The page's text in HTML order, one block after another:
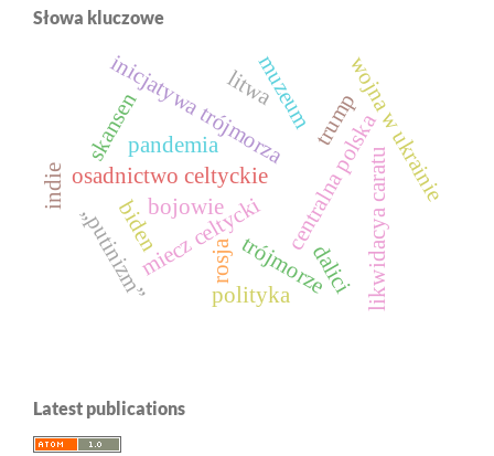
Słowa kluczowe
miecz celtycki
osadnictwo celtyckie
bojowie
centralna polskawojna w ukrainie
rosja
„putinizm” trójmorze
inicjatywa trójmorza trump
biden likwidacya caratu
muzeum
skansenpandemia
indie
polityka dalici
litwa
Latest publications